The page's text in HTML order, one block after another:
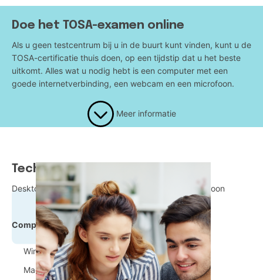
Doe het TOSA-examen online
Als u geen testcentrum bij u in de buurt kunt vinden, kunt u de
TOSA-certificatie thuis doen, op een tijdstip dat u het beste
uitkomt. Alles wat u nodig hebt is een computer met een
goede internetverbinding, een webcam en een microfoon.
Meer informatie
Technische vereisten
Desktop of laptop computer met webcam en microfoon
Compatibele besturingssystemen:
Windows 8 en recenter
MacOS 10.13 en recenter